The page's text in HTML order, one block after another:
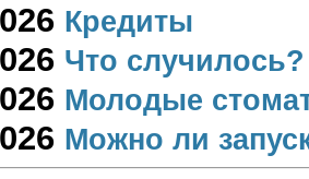
Кредиты
Что случилось?
Молодые
Можно ли